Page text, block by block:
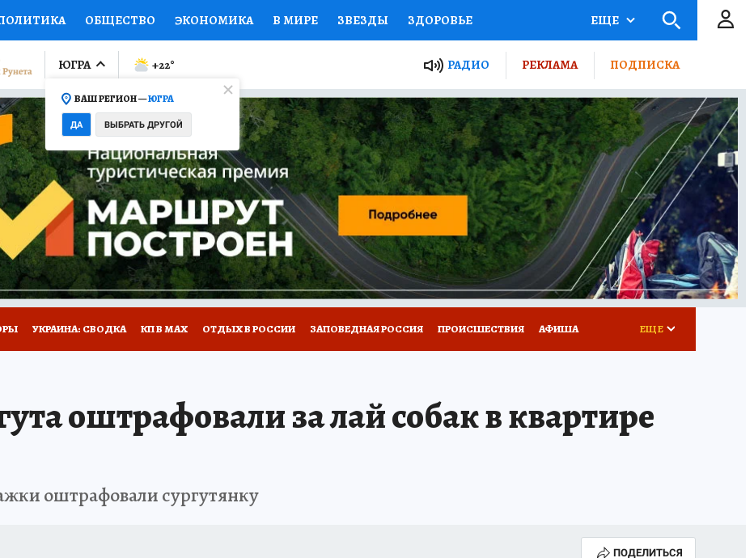
ОБЩЕСТВО ЭКОНОМИКА В МИРЕ ЗВЕЗДЫ ЗДОРОВЬЕ
КОЛУМНИСТЫ ПРОИСШЕСТВИЯ НАЦИОНАЛЬНЫЕ ПРОЕКТЫ РОССИИ
ОТКРЫВАЕМ МИР СЕМЬЯ ЖЕНСКИЕ СЕКРЕТЫ ПУТЕВОДИТЕЛЬ
ПРОМОКОДЫ СЕРИАЛЫ СПЕЦПРОЕКТЫ ДЕФИЦИТ ЖЕЛЕЗА ТУРИЗМ
КОЛЛЕКЦИИ КОНКУРСЫ РАБОТА У НАС ГИД ПОТРЕБИТЕЛЯ ВСЕ О КП
НА САЙТЕ
ЕЩЕ
ЮГРА
ВАШ РЕГИОН —ЮГРА
ДА ВЫБРАТЬ ДРУГОЙ
+22° РАДИО РЕКЛАМА ПОДПИСКА
УКРАИНА: СВОДКА КП В МАХ ОТДЫХ В РОССИИ ЗАПОВЕДНАЯ РОССИЯ ПРОИСШЕСТВИЯ АФИША ЕЩЕ
оштрафовали за лай собак в квартире
оштрафовали сургутянку
ПОДЕЛИТЬСЯ